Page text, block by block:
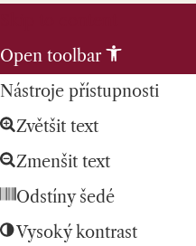
Open toolbar
Nástroje přístupnosti
Zvětšit text
Zmenšit text
Odstíny šedé
Vysoký kontrast